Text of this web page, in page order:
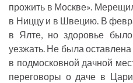
прожить в Москве».
в Ниццу и в Швецию. В
в Ялте, но здоровье
уезжать. Не была
в подмосковной дачной
переговоры о даче в